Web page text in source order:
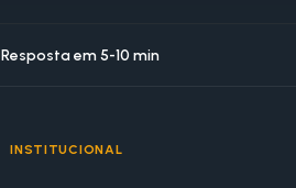
Resposta em 5-10 min
INSTITUCIONAL